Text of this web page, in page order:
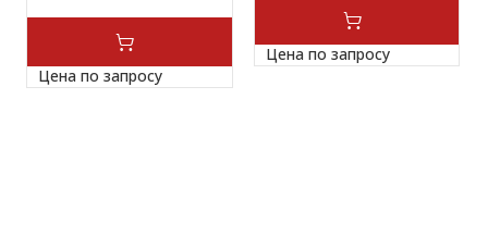
Цена по запросу
Цена по запросу